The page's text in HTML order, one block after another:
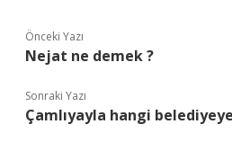
Önceki Yazı
Nejat ne demek ?
Sonraki Yazı
Çamlıyayla hangi belediyeye